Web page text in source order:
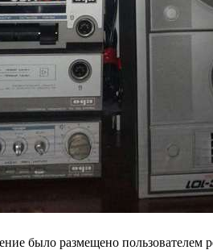
было размещено пользователем